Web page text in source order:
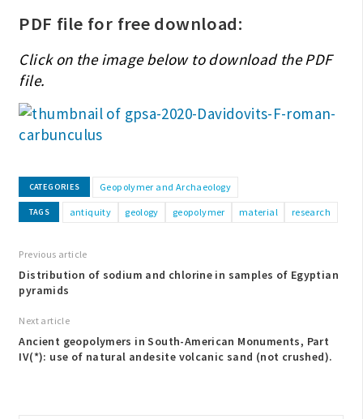
PDF file for free download:
Click on the image below to download the PDF
file.
CATEGORIES Geopolymer and Archaeology
TAGS antiquity geology geopolymer material research
Previous article
Distribution of sodium and chlorine in samples of Egyptian
pyramids
Next article
Ancient geopolymers in South-American Monuments, Part
IV(*): use of natural andesite volcanic sand (not crushed).